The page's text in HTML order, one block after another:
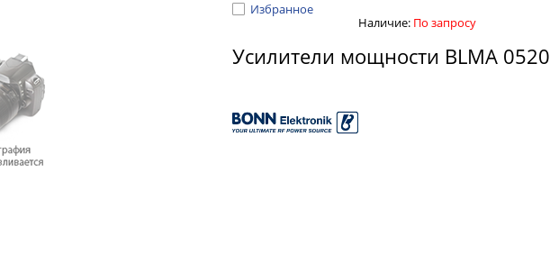
Избранное
Наличие: По запросу
Усилители мощности BLMA 0520